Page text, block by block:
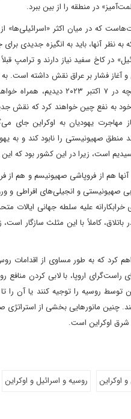
در منطقه را از بین ببرد.
که در میان اکثر «اسرائیلی‌ها»
نظر آنها، باید به انگیزه جدیدی
در کاخ سفید نیاز دارند و ترامپ
آغاز فشار بر عراق نقش داشته است.
و مرج انجام می‌شود که به ناچار با واکنش
نفع چین خواهند کرد که نقش جدید
مهاجرت یهودیان به اوکراین جای
صهیونیستی را نابود کند و به
است، زیرا در این کشور بود که
از فروپاشی صهیونیسم و هم از
و انجیلی‌های افراطی و
علیه سلطه جهانی ایالات
کاملاً با این مثلث سازگار است،
کرد که به طور مساوی از اقدامات
اروپا، با لابی کردن منافع
توسط روسیه را توجیه کنند یا آن
مانورهایی بخشی از استراتژی
شرق اوکراین است.
و اوکراین روسیه و اسرائیل و اوکراین